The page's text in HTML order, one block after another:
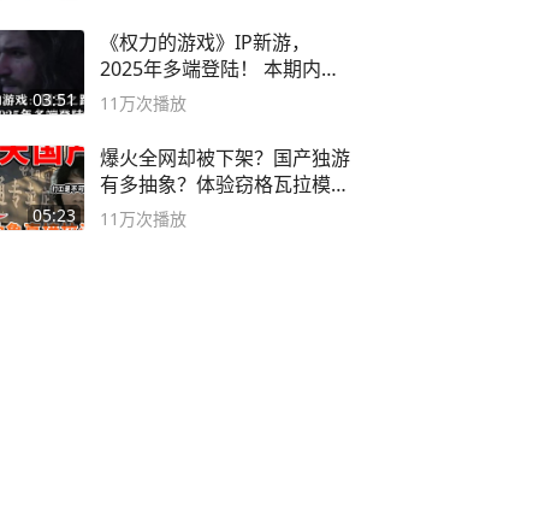
03:51
《权力的游戏》IP新游，
2025年多端登陆！ 本期内容
概要
11万次播放
05:23
爆火全网却被下架？国产独游
有多抽象？体验窃格瓦拉模拟
器！
11万次播放